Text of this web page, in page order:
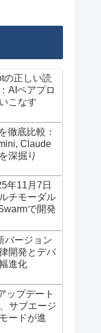
の正しい読
AIペアプロ
こなす
徹底比較：
Claude
深掘り
年11月7日
チモーダル
で開発
バージョン
開発とデバ
進化
ップデート
サブエージ
ードが進